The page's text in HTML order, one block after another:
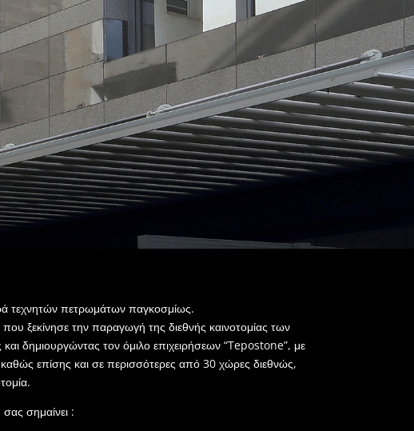
τεχνητών πετρωμάτων παγκοσμίως.
ξεκίνησε την παραγωγή της διεθνής καινοτομίας των
δημιουργώντας τον όμιλο επιχειρήσεων “Tepostone”, με
επίσης και σε περισσότερες από 30 χώρες διεθνώς,
σημαίνει :